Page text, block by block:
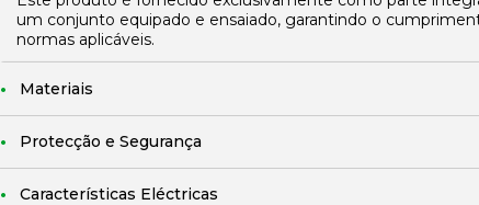
um conjunto equipado e ensaiado, garantindo o
normas aplicáveis.
Materiais
Protecção e Segurança
Características Eléctricas